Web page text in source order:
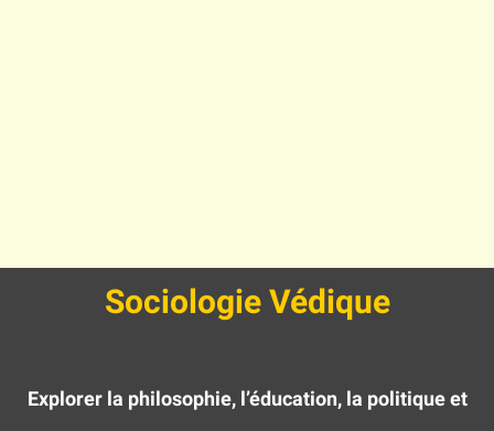
Sociologie Védique
Explorer la philosophie, l’éducation, la politique et